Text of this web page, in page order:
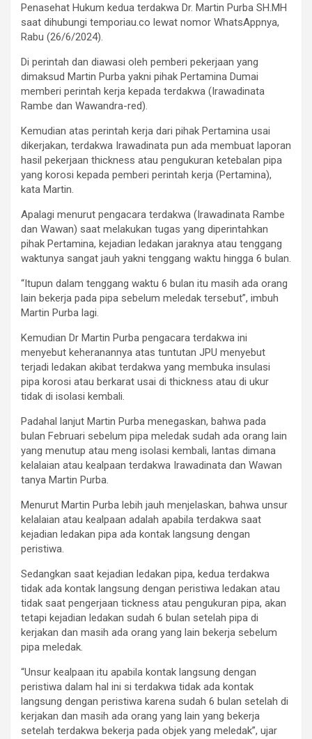
Penasehat Hukum kedua terdakwa Dr. Martin Purba SH.MH
saat dihubungi temporiau.co lewat nomor WhatsAppnya,
Rabu (26/6/2024).
Di perintah dan diawasi oleh pemberi pekerjaan yang
dimaksud Martin Purba yakni pihak Pertamina Dumai
memberi perintah kerja kepada terdakwa (Irawadinata
Rambe dan Wawandra-red).
Kemudian atas perintah kerja dari pihak Pertamina usai
dikerjakan, terdakwa Irawadinata pun ada membuat laporan
hasil pekerjaan thickness atau pengukuran ketebalan pipa
yang korosi kepada pemberi perintah kerja (Pertamina),
kata Martin.
Apalagi menurut pengacara terdakwa (Irawadinata Rambe
dan Wawan) saat melakukan tugas yang diperintahkan
pihak Pertamina, kejadian ledakan jaraknya atau tenggang
waktunya sangat jauh yakni tenggang waktu hingga 6 bulan.
“Itupun dalam tenggang waktu 6 bulan itu masih ada orang
lain bekerja pada pipa sebelum meledak tersebut”, imbuh
Martin Purba lagi.
Kemudian Dr Martin Purba pengacara terdakwa ini
menyebut keheranannya atas tuntutan JPU menyebut
terjadi ledakan akibat terdakwa yang membuka insulasi
pipa korosi atau berkarat usai di thickness atau di ukur
tidak di isolasi kembali.
Padahal lanjut Martin Purba menegaskan, bahwa pada
bulan Februari sebelum pipa meledak sudah ada orang lain
yang menutup atau meng isolasi kembali, lantas dimana
kelalaian atau kealpaan terdakwa Irawadinata dan Wawan
tanya Martin Purba.
Menurut Martin Purba lebih jauh menjelaskan, bahwa unsur
kelalaian atau kealpaan adalah apabila terdakwa saat
kejadian ledakan pipa ada kontak langsung dengan
peristiwa.
Sedangkan saat kejadian ledakan pipa, kedua terdakwa
tidak ada kontak langsung dengan peristiwa ledakan atau
tidak saat pengerjaan tickness atau pengukuran pipa, akan
tetapi kejadian ledakan sudah 6 bulan setelah pipa di
kerjakan dan masih ada orang yang lain bekerja sebelum
pipa meledak.
“Unsur kealpaan itu apabila kontak langsung dengan
peristiwa dalam hal ini si terdakwa tidak ada kontak
langsung dengan peristiwa karena sudah 6 bulan setelah di
kerjakan dan masih ada orang yang lain yang bekerja
setelah terdakwa bekerja pada objek yang meledak”, ujar